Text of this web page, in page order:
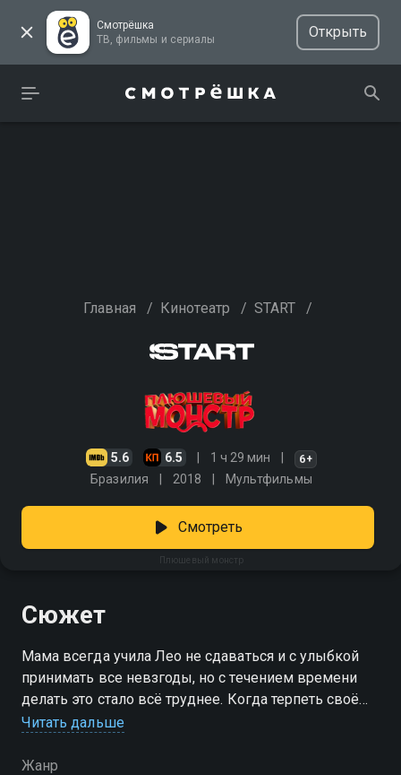
Смотрёшка
ТВ, фильмы и сериалы
Открыть
Главная / Кинотеатр / START /
5.6 6.5 1 ч 29 мин 6+
Бразилия 2018 Мультфильмы
Плюшевый монстр
Смотреть
Сюжет
Мама всегда учила Лео не сдаваться и с улыбкой
принимать все невзгоды, но с течением времени
делать это стало всё труднее. Когда терпеть своё
невезение стало невозможно, он решает обратиться
долгожданной удачи он получает нечто совсем
Читать дальше
Жанр